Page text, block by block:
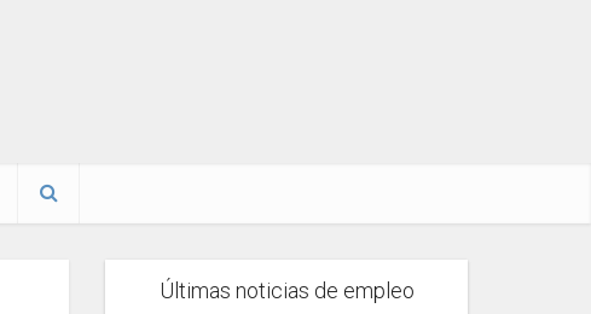
Últimas noticias de empleo